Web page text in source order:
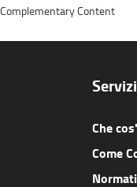
Che
Come
Complementary Content